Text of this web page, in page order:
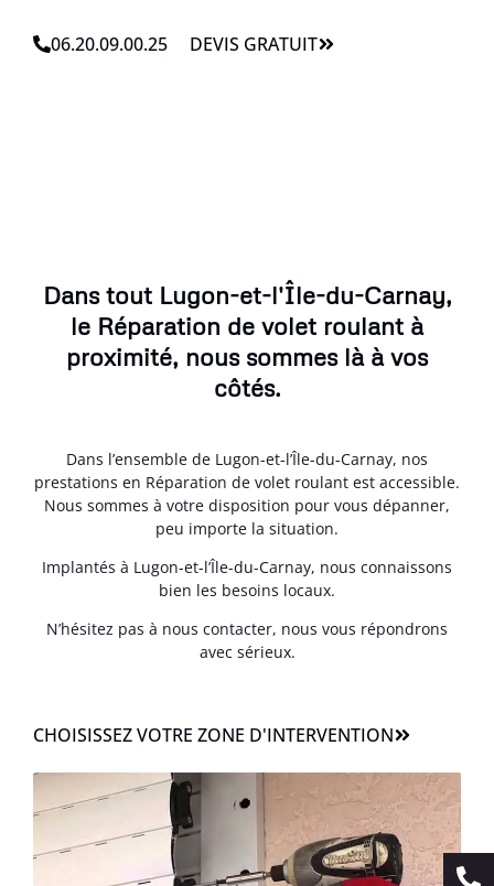
06.20.09.00.25 DEVIS GRATUIT
Dans tout Lugon-et-l'Île-du-Carnay,
le Réparation de volet roulant à
proximité, nous sommes là à vos
côtés.
Dans l’ensemble de Lugon-et-l’Île-du-Carnay, nos
prestations en Réparation de volet roulant est accessible.
Nous sommes à votre disposition pour vous dépanner,
peu importe la situation.
Implantés à Lugon-et-l’Île-du-Carnay, nous connaissons
bien les besoins locaux.
N’hésitez pas à nous contacter, nous vous répondrons
avec sérieux.
CHOISISSEZ VOTRE ZONE D'INTERVENTION